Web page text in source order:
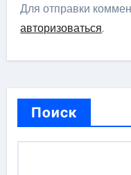
Для отправки
авторизоваться.
Поиск